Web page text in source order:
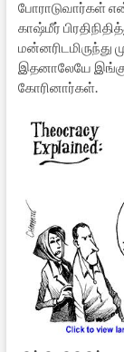
போராடுவார்கள்
காஷ்மீர்
மன்னரிடமிருந்து
இதனாலேயே
கோரினார்கள்.